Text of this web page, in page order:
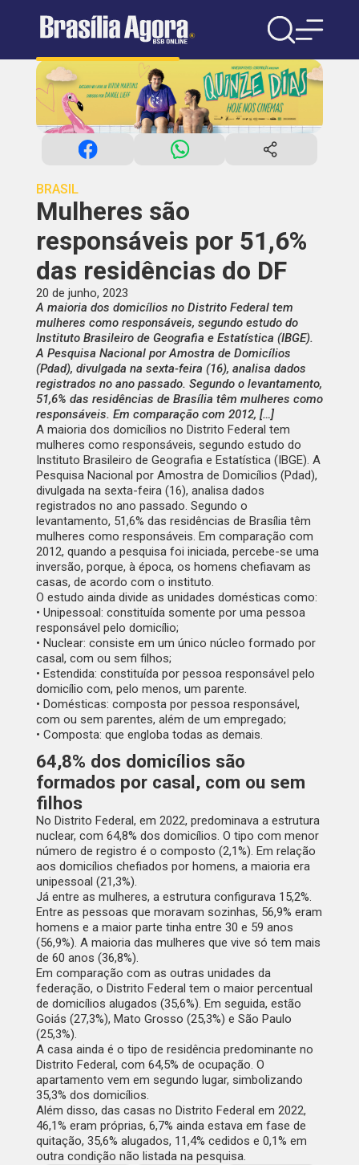
BRASIL
Mulheres são
responsáveis por 51,6%
das residências do DF
20 de junho, 2023
A maioria dos domicílios no Distrito Federal tem
mulheres como responsáveis, segundo estudo do
Instituto Brasileiro de Geografia e Estatística (IBGE).
A Pesquisa Nacional por Amostra de Domicílios
(Pdad), divulgada na sexta-feira (16), analisa dados
registrados no ano passado. Segundo o levantamento,
51,6% das residências de Brasília têm mulheres como
responsáveis. Em comparação com 2012, […]
A maioria dos domicílios no Distrito Federal tem
mulheres como responsáveis, segundo estudo do
Instituto Brasileiro de Geografia e Estatística (IBGE). A
Pesquisa Nacional por Amostra de Domicílios (Pdad),
divulgada na sexta-feira (16), analisa dados
registrados no ano passado. Segundo o
levantamento, 51,6% das residências de Brasília têm
mulheres como responsáveis. Em comparação com
2012, quando a pesquisa foi iniciada, percebe-se uma
inversão, porque, à época, os homens chefiavam as
casas, de acordo com o instituto.
O estudo ainda divide as unidades domésticas como:
• Unipessoal: constituída somente por uma pessoa
responsável pelo domicílio;
• Nuclear: consiste em um único núcleo formado por
casal, com ou sem filhos;
• Estendida: constituída por pessoa responsável pelo
domicílio com, pelo menos, um parente.
• Domésticas: composta por pessoa responsável,
com ou sem parentes, além de um empregado;
• Composta: que engloba todas as demais.
64,8% dos domicílios são
formados por casal, com ou sem
filhos
No Distrito Federal, em 2022, predominava a estrutura
nuclear, com 64,8% dos domicílios. O tipo com menor
número de registro é o composto (2,1%). Em relação
aos domicílios chefiados por homens, a maioria era
unipessoal (21,3%).
Já entre as mulheres, a estrutura configurava 15,2%.
Entre as pessoas que moravam sozinhas, 56,9% eram
homens e a maior parte tinha entre 30 e 59 anos
(56,9%). A maioria das mulheres que vive só tem mais
de 60 anos (36,8%).
Em comparação com as outras unidades da
federação, o Distrito Federal tem o maior percentual
de domicílios alugados (35,6%). Em seguida, estão
Goiás (27,3%), Mato Grosso (25,3%) e São Paulo
(25,3%).
A casa ainda é o tipo de residência predominante no
Distrito Federal, com 64,5% de ocupação. O
apartamento vem em segundo lugar, simbolizando
35,3% dos domicílios.
Além disso, das casas no Distrito Federal em 2022,
46,1% eram próprias, 6,7% ainda estava em fase de
quitação, 35,6% alugados, 11,4% cedidos e 0,1% em
outra condição não listada na pesquisa.